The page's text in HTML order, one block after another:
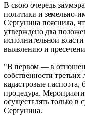
В свою очередь
политики и земельно-
Сергунина пояснила,
утверждено два
исполнительной
выявлению и
"В первом — в
собственности
кадастровые паспорта,
процедура.
осуществлять только в
Сергунина.